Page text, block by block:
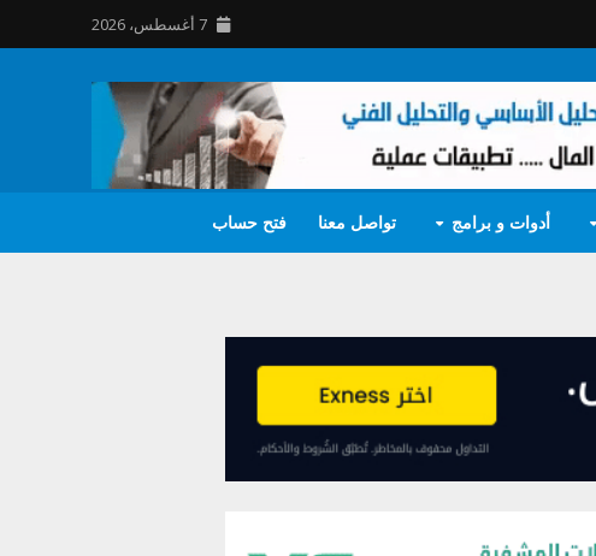
7 أغسطس، 2026
أدوات و برامج تواصل معنا فتح حساب